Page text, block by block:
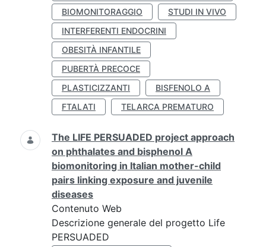
BIOMONITORAGGIO
STUDI IN VIVO
INTERFERENTI ENDOCRINI
OBESITÀ INFANTILE
PUBERTÀ PRECOCE
PLASTICIZZANTI
BISFENOLO A
FTALATI
TELARCA PREMATURO
The LIFE PERSUADED project approach
on phthalates and bisphenol A
biomonitoring in Italian mother-child
pairs linking exposure and juvenile
diseases
Contenuto Web
Descrizione generale del progetto Life
PERSUADED